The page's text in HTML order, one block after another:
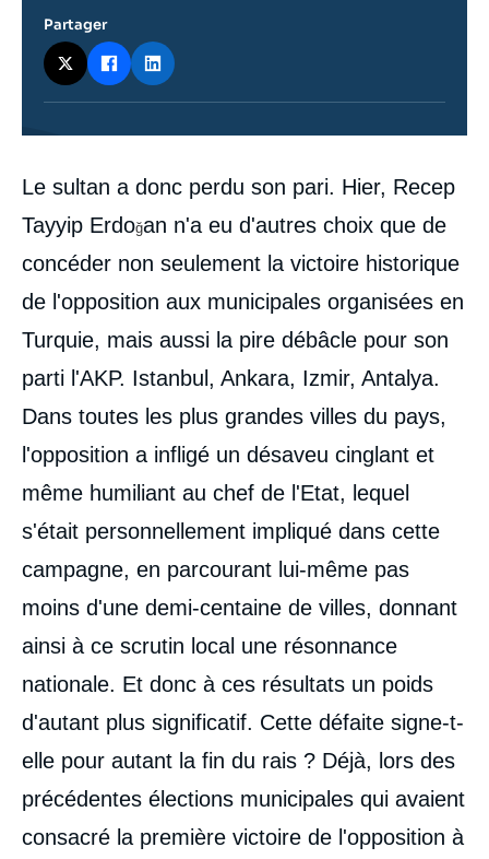
Contenu
intervention
médiatique
Le sultan a donc perdu son pari. Hier, Recep
Tayyip Erdoğan n'a eu d'autres choix que de
concéder non seulement la victoire historique
de l'opposition aux municipales organisées en
Turquie, mais aussi la pire débâcle pour son
parti l'AKP. Istanbul, Ankara, Izmir, Antalya.
Dans toutes les plus grandes villes du pays,
l'opposition a infligé un désaveu cinglant et
même humiliant au chef de l'Etat, lequel
s'était personnellement impliqué dans cette
campagne, en parcourant lui-même pas
moins d'une demi-centaine de villes, donnant
ainsi à ce scrutin local une résonnance
nationale. Et donc à ces résultats un poids
d'autant plus significatif. Cette défaite signe-t-
elle pour autant la fin du rais ? Déjà, lors des
précédentes élections municipales qui avaient
consacré la première victoire de l'opposition à
Partager